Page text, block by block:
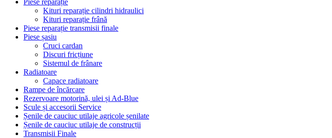
Piese reparație
Kituri reparație cilindri hidraulici
Kituri reparație frână
Piese reparație transmisii finale
Piese șasiu
Cruci cardan
Discuri fricțiune
Sistemul de frânare
Radiatoare
Capace radiatoare
Rampe de încărcare
Rezervoare motorină, ulei și Ad-Blue
Scule și accesorii Service
Șenile de cauciuc utilaje agricole șenilate
Șenile de cauciuc utilaje de construcții
Transmisii Finale